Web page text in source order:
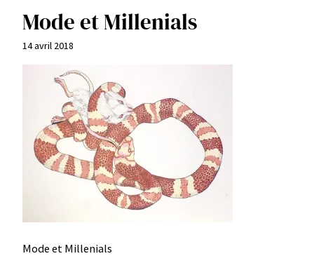
Mode et Millenials
14 avril 2018
Mode et Millenials